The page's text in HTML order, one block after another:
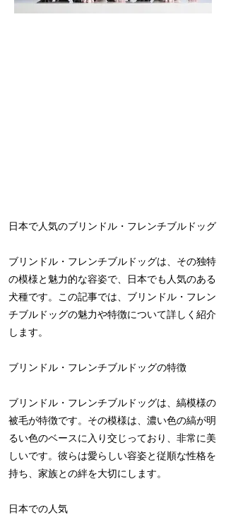
日本で人気のブリンドル・フレンチブルドッグ
ブリンドル・フレンチブルドッグは、その独特
の模様と魅力的な容姿で、日本でも人気のある
犬種です。この記事では、ブリンドル・フレン
チブルドッグの魅力や特徴について詳しく紹介
します。
ブリンドル・フレンチブルドッグの特徴
ブリンドル・フレンチブルドッグは、縞模様の
被毛が特徴です。その模様は、濃い色の縞が明
るい色のベースに入り交じっており、非常に美
しいです。彼らは愛らしい容姿と従順な性格を
持ち、家族との絆を大切にします。
日本での人気